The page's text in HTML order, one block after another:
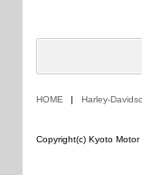
HOME Harley-
Copyright(c) Kyoto